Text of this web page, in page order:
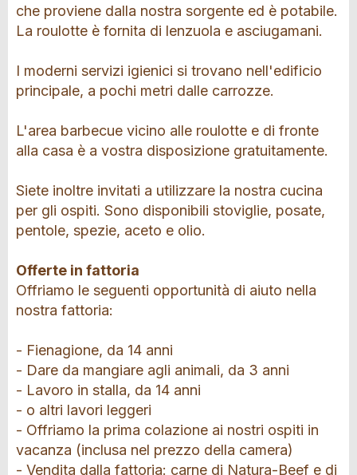
che proviene dalla nostra sorgente ed è potabile.
La roulotte è fornita di lenzuola e asciugamani.
I moderni servizi igienici si trovano nell'edificio
principale, a pochi metri dalle carrozze.
L'area barbecue vicino alle roulotte e di fronte
alla casa è a vostra disposizione gratuitamente.
Siete inoltre invitati a utilizzare la nostra cucina
per gli ospiti. Sono disponibili stoviglie, posate,
pentole, spezie, aceto e olio.
Offerte in fattoria
Offriamo le seguenti opportunità di aiuto nella
nostra fattoria:
- Fienagione, da 14 anni
- Dare da mangiare agli animali, da 3 anni
- Lavoro in stalla, da 14 anni
- o altri lavori leggeri
- Offriamo la prima colazione ai nostri ospiti in
vacanza (inclusa nel prezzo della camera)
- Vendita dalla fattoria: carne di Natura-Beef e di